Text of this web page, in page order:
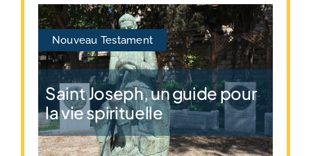
Nouveau Testament
Saint Joseph, un guide pour
la vie spirituelle